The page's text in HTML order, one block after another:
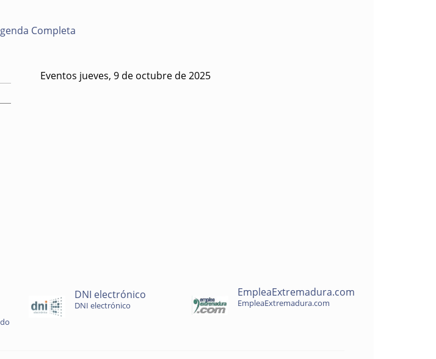
Completa
Eventos jueves, 9 de octubre de 2025
DNI electrónico
DNI electrónico
EmpleaExtremadura.com
EmpleaExtremadura.com